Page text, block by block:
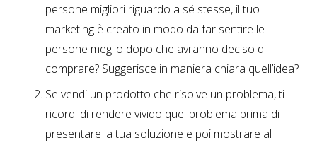
persone migliori riguardo a sé stesse, il tuo
marketing è creato in modo da far sentire le
persone meglio dopo che avranno deciso di
comprare? Suggerisce in maniera chiara quell’idea?
Se vendi un prodotto che risolve un problema, ti
ricordi di rendere vivido quel problema prima di
presentare la tua soluzione e poi mostrare al